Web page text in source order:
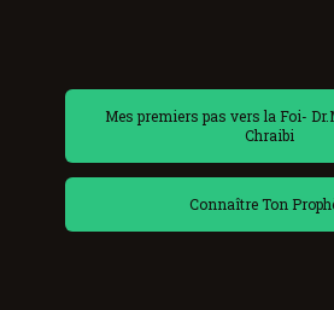
Mes premiers pas vers la Foi-
Chraibi
Connaître Ton